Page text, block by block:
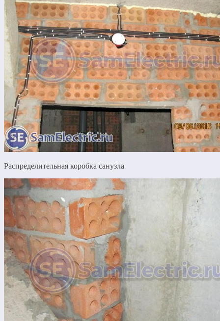
Распределительная коробка санузла